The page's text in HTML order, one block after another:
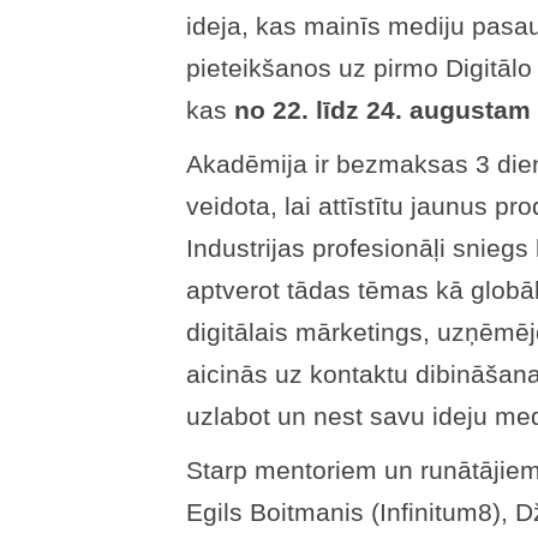
ideja, kas mainīs mediju
pieteikšanos uz pirmo
kas no 22. līdz 24. augustam
Akadēmija ir bezmaksas 3
veidota, lai attīstītu jaunus
Industrijas profesionāļi
aptverot tādas tēmas kā
digitālais mārketings,
aicinās uz kontaktu
uzlabot un nest savu ideju
Starp mentoriem un
Egils Boitmanis (Infinitum8),